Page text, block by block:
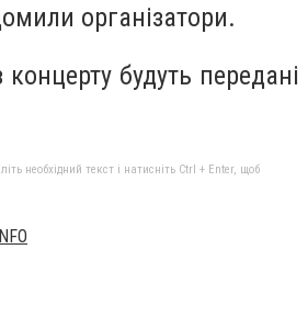
організатори.
будуть передані
необхідний текст і натисніть Ctrl + Enter, щоб